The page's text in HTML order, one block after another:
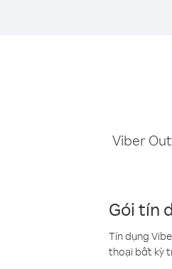
Viber
Gói tín
Tín dụng
thoại bất kỳ